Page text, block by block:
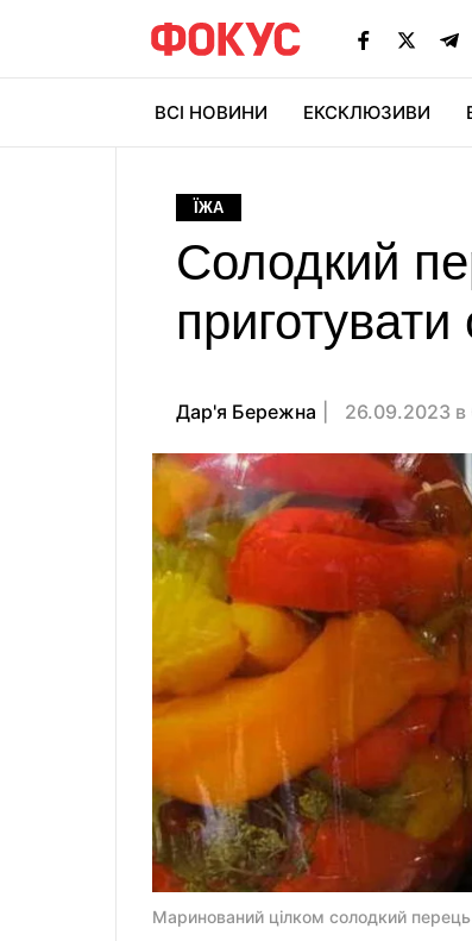
ВСІ НОВИНИ ЕКСКЛЮЗИВИ
ЇЖА
Солодкий
Дар'я Бережна 26.09.2023 в
Маринований цілком солодкий